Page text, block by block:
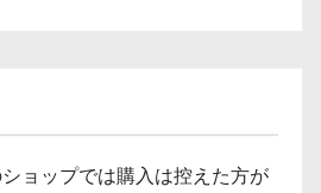
ショップでは購入は控えた方が